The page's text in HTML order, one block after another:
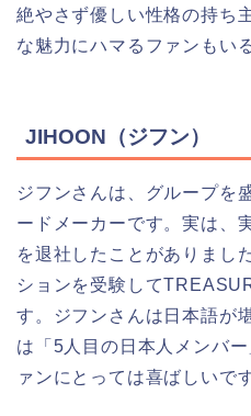
絶やさず優しい性格の持ち
な魅力にハマるファンもい
JIHOON（ジフン）
ジフンさんは、グループを
ードメーカーです。実は、
を退社したことがありまし
ションを受験して
す。ジフンさんは日本語が
は「5人目の日本人メンバ
ァンにとっては喜ばしいで